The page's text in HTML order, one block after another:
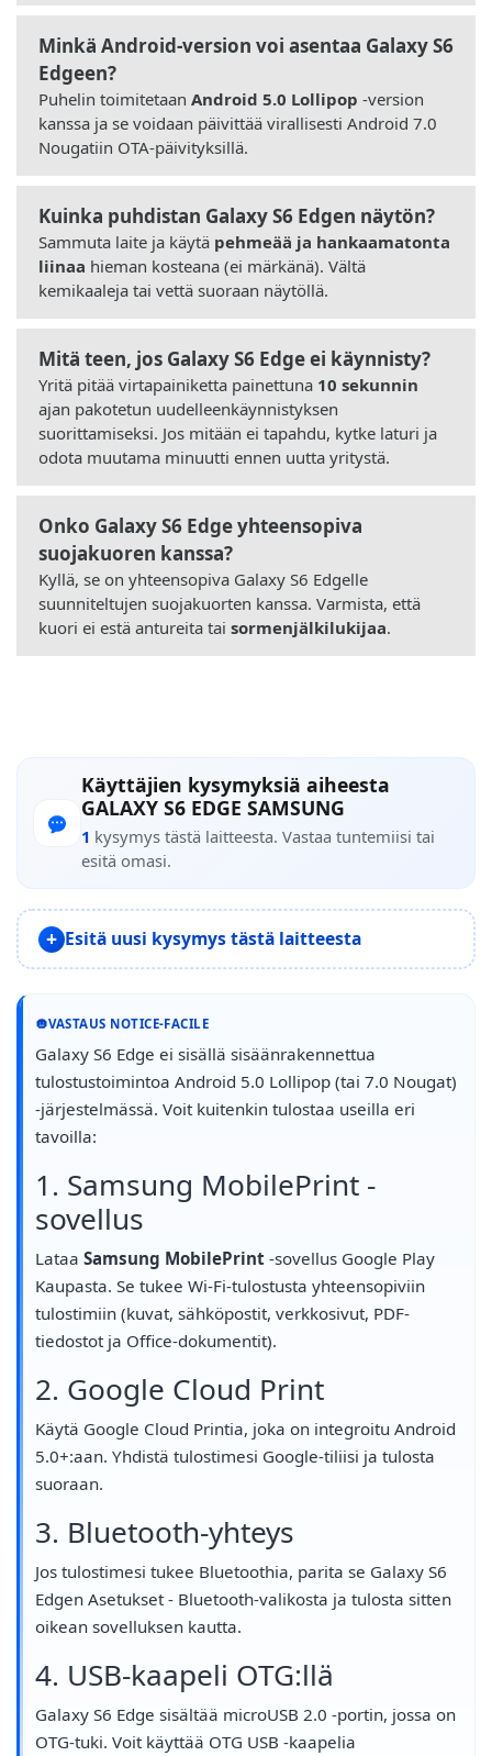
Minkä Android-version voi asentaa Galaxy S6
Edgeen?
Puhelin toimitetaan Android 5.0 Lollipop -version
kanssa ja se voidaan päivittää virallisesti Android 7.0
Nougatiin OTA-päivityksillä.
Kuinka puhdistan Galaxy S6 Edgen näytön?
Sammuta laite ja käytä pehmeää ja hankaamatonta
liinaa hieman kosteana (ei märkänä). Vältä
kemikaaleja tai vettä suoraan näytöllä.
Mitä teen, jos Galaxy S6 Edge ei käynnisty?
Yritä pitää virtapainiketta painettuna 10 sekunnin
ajan pakotetun uudelleenkäynnistyksen
suorittamiseksi. Jos mitään ei tapahdu, kytke laturi ja
odota muutama minuutti ennen uutta yritystä.
Onko Galaxy S6 Edge yhteensopiva
suojakuoren kanssa?
Kyllä, se on yhteensopiva Galaxy S6 Edgelle
suunniteltujen suojakuorten kanssa. Varmista, että
kuori ei estä antureita tai sormenjälkilukijaa.
Käyttäjien kysymyksiä aiheesta
GALAXY S6 EDGE SAMSUNG
1 kysymys tästä laitteesta. Vastaa tuntemiisi tai
esitä omasi.
Esitä uusi kysymys tästä laitteesta
VASTAUS NOTICE-FACILE
Galaxy S6 Edge ei sisällä sisäänrakennettua
tulostustoimintoa Android 5.0 Lollipop (tai 7.0 Nougat)
-järjestelmässä. Voit kuitenkin tulostaa useilla eri
tavoilla:
1. Samsung MobilePrint -
sovellus
Lataa Samsung MobilePrint -sovellus Google Play
Kaupasta. Se tukee Wi-Fi-tulostusta yhteensopiviin
tulostimiin (kuvat, sähköpostit, verkkosivut, PDF-
tiedostot ja Office-dokumentit).
2. Google Cloud Print
Käytä Google Cloud Printia, joka on integroitu Android
5.0+:aan. Yhdistä tulostimesi Google-tiliisi ja tulosta
suoraan.
3. Bluetooth-yhteys
Jos tulostimesi tukee Bluetoothia, parita se Galaxy S6
Edgen Asetukset - Bluetooth-valikosta ja tulosta sitten
oikean sovelluksen kautta.
4. USB-kaapeli OTG:llä
Galaxy S6 Edge sisältää microUSB 2.0 -portin, jossa on
OTG-tuki. Voit käyttää OTG USB -kaapelia